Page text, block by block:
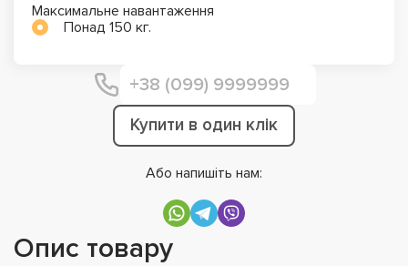
Максимальне навантаження
Понад 150 кг.
Купити в один клік
Або напишіть нам:
Опис товару